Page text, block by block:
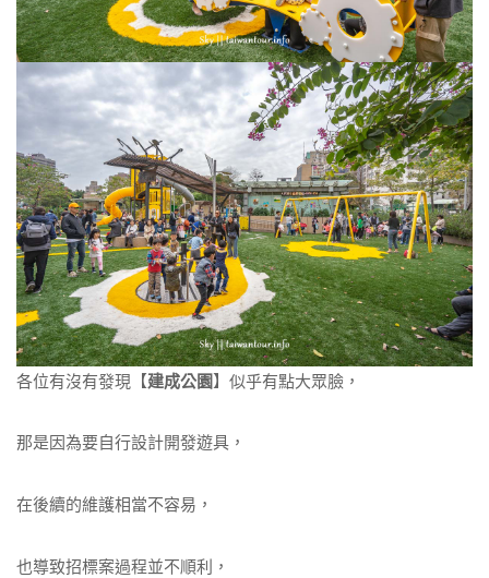
各位有沒有發現【建成公園】似乎有點大眾臉，
那是因為要自行設計開發遊具，
在後續的維護相當不容易，
也導致招標案過程並不順利，